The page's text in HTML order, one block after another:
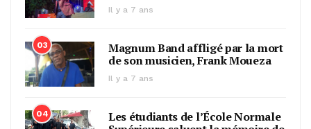
Il y a 7 ans
03
Magnum Band affligé par la mort
de son musicien, Frank Moueza
Il y a 7 ans
04
Les étudiants de l’École Normale